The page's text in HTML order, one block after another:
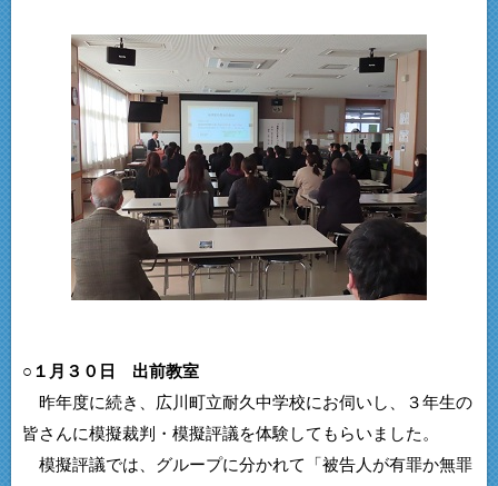
○１月３０日 出前教室
昨年度に続き、広川町立耐久中学校にお伺いし、３年生の
皆さんに模擬裁判・模擬評議を体験してもらいました。
模擬評議では、グループに分かれて「被告人が有罪か無罪